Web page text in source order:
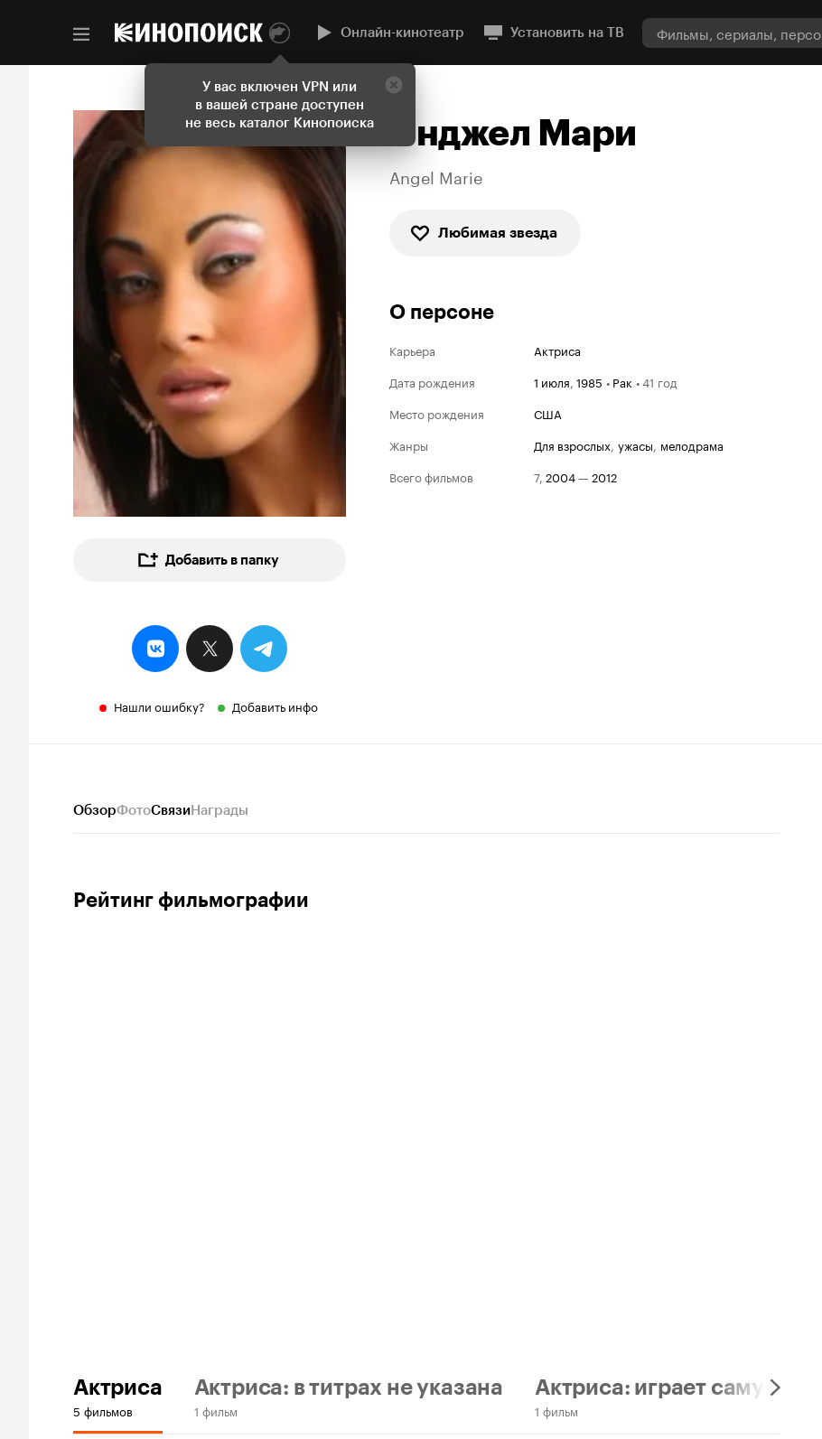
У вас включен VPN или
в вашей стране доступен
не весь каталог Кинопоиска
Онлайн-кинотеатр Установить на ТВ
Добавить в папку
Нашли ошибку? Добавить инфо
Энджел Мари
Angel Marie
Любимая звезда
О персоне
Карьера
Актриса
Дата рождения
1 июля, 1985 • Рак •41 год
Место рождения
США
Жанры
для взрослых, ужасы, мелодрама
Всего фильмов
7, 2004— 2012
ОбзорФотоСвязиНаграды
Рейтинг фильмографии
Актриса
5 фильмов
Актриса: в титрах не указана
1 фильм
Актриса: играет саму себя
1 фильм